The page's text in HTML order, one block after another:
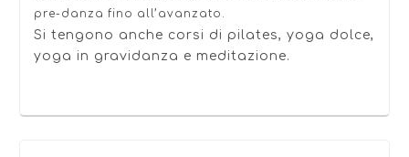
pre-danza fino all’avanzato.
Si tengono anche corsi di pilates, yoga dolce,
yoga in gravidanza e meditazione.